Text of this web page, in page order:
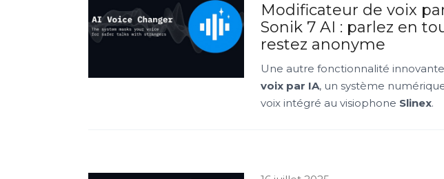
Modificateur de voix
Sonik 7 AI : parlez en
restez anonyme
Une autre fonctionnalité
voix par IA, un système
voix intégré au visiophone Slinex.